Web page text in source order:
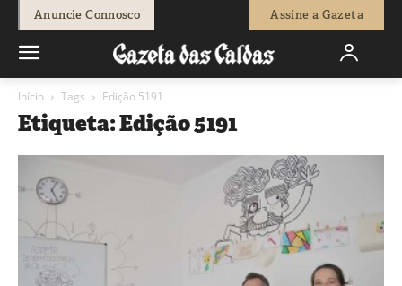
Anuncie Connosco Assine a Gazeta
Início Tags Edição 5191
Etiqueta: Edição 5191